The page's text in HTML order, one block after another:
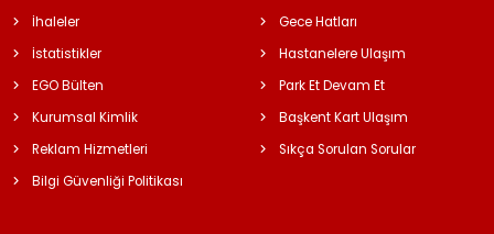
İhaleler
İstatistikler
EGO Bülten
Kurumsal Kimlik
Reklam Hizmetleri
Bilgi Güvenliği Politikası
Gece Hatları
Hastanelere Ulaşım
Park Et Devam Et
Başkent Kart Ulaşım
Sıkça Sorulan Sorular